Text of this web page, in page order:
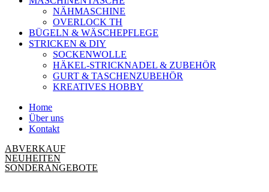
NÄHMASCHINE
OVERLOCK TH
BÜGELN & WÄSCHEPFLEGE
STRICKEN & DIY
SOCKENWOLLE
HÄKEL-STRICKNADEL & ZUBEHÖR
GURT & TASCHENZUBEHÖR
KREATIVES HOBBY
Home
Über uns
Kontakt
ABVERKAUF
NEUHEITEN
SONDERANGEBOTE